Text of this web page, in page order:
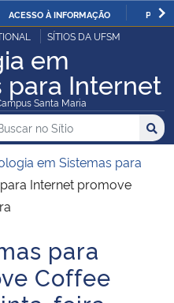
ACESSO À INFORMAÇÃO
SÍTIOS DA UFSM
em
para Internet
Santa Maria
Sítio no no Sítio
em Sistemas para
Internet promove
para
Coffee